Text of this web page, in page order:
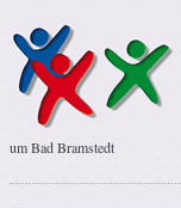
um Bad Bramstedt